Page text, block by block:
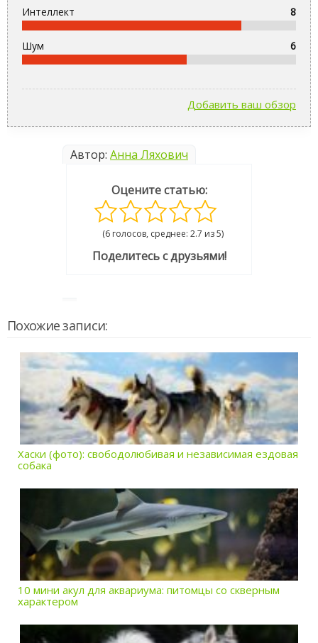
Интеллект 8
Шум 6
Добавить ваш обзор
Автор: Анна Ляхович
Оцените статью:
(6 голосов, среднее: 2.7 из 5)
Поделитесь с друзьями!
Похожие записи:
Хаски (фото): свободолюбивая и независимая ездовая
собака
10 мини акул для аквариума: питомцы со скверным
характером